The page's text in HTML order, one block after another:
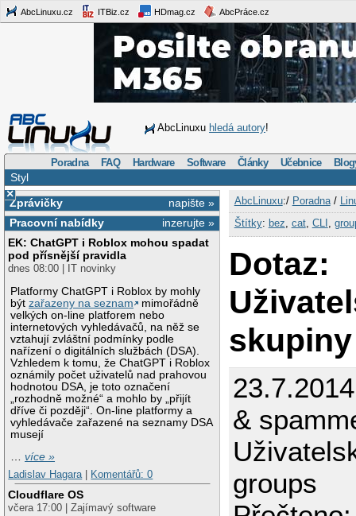
AbcLinuxu.cz ITBiz.cz HDmag.cz AbcPráce.cz
AbcLinuxu hledá autory!
Poradna FAQ Hardware Software Články Učebnice
Styl
×
napište »
Zprávičky
inzerujte »
Pracovní nabídky
EK: ChatGPT i Roblox mohou spadat
pod přísnější pravidla
dnes 08:00 | IT novinky
Platformy ChatGPT i Roblox by mohly
býtzařazeny na seznam
mimořádně
velkých on-line platforem nebo
internetových vyhledávačů, na něž se
vztahují zvláštní podmínky podle
nařízení o digitálních službách (DSA).
Vzhledem k tomu, že ChatGPT i Roblox
oznámily počet uživatelů nad prahovou
hodnotou DSA, je toto označení
„rozhodně možné“ a mohlo by „přijít
dříve či později“. On-line platformy a
vyhledávače zařazené na seznamy DSA
musejí
…více »
Ladislav Hagara
Komentářů: 0
Cloudflare OS
včera 17:00 | Zajímavý software
AbcLinuxu:/ Poradna/
Štítky: bez cat, CLI
Dotaz:
&
groups